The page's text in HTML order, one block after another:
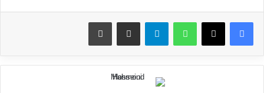
واتس آپ اشتراک گذاری از طریق ایمیل